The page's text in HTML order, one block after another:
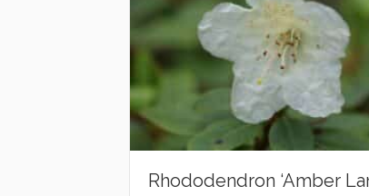
Rhododendron ‘Amber